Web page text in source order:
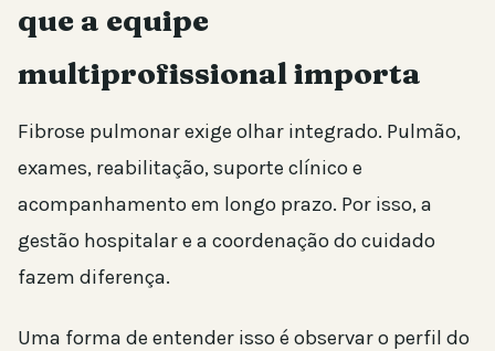
que a equipe
multiprofissional importa
Fibrose pulmonar exige olhar integrado. Pulmão,
exames, reabilitação, suporte clínico e
acompanhamento em longo prazo. Por isso, a
gestão hospitalar e a coordenação do cuidado
fazem diferença.
Uma forma de entender isso é observar o perfil do